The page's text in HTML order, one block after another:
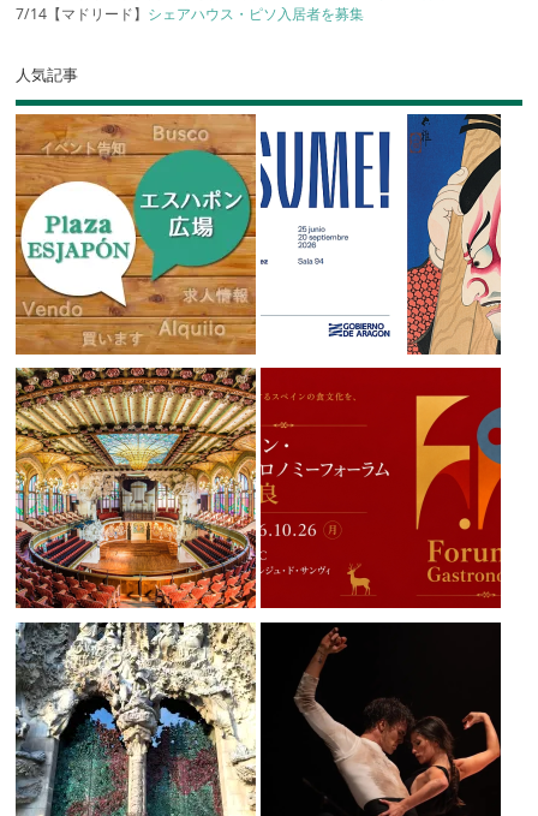
7/14【マドリード】 シェアハウス・ピソ入居者を募集
人気記事